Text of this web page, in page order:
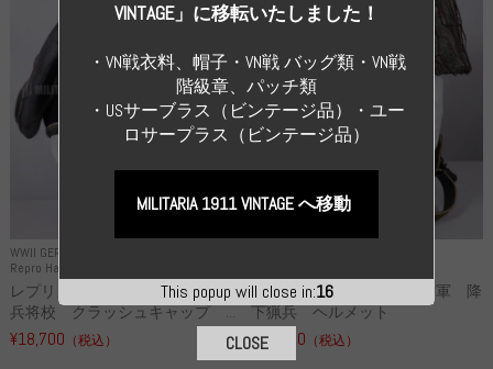
WWII GERMANY
Repro Hat and Cap SS and WSS
レプリカ 武装親衛隊 WSS 歩
兵将校 クラッシュキャップ ...
¥18,700 （税込）
高品質レプリカ ドイツ空軍 降
下猟兵 ヘルメット
¥49,800 （税込）
This popup will close in:16
VINTAGE」に移転いたしました！
・VN戦衣料、帽子・VN戦 バッグ類・VN戦
階級章、パッチ類
・USサーブラス（ビンテージ品）・ユー
ロサープラス（ビンテージ品）
MILITARIA 1911 VINTAGE へ移動
CLOSE